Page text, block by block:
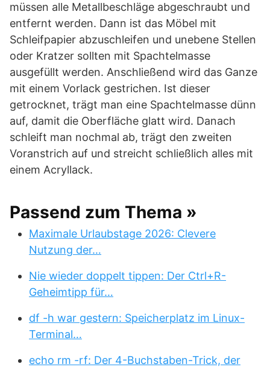
müssen alle Metallbeschläge abgeschraubt und
entfernt werden. Dann ist das Möbel mit
Schleifpapier abzuschleifen und unebene Stellen
oder Kratzer sollten mit Spachtelmasse
ausgefüllt werden. Anschließend wird das Ganze
mit einem Vorlack gestrichen. Ist dieser
getrocknet, trägt man eine Spachtelmasse dünn
auf, damit die Oberfläche glatt wird. Danach
schleift man nochmal ab, trägt den zweiten
Voranstrich auf und streicht schließlich alles mit
einem Acryllack.
Passend zum Thema »
Maximale Urlaubstage 2026: Clevere
Nutzung der…
Nie wieder doppelt tippen: Der Ctrl+R-
Geheimtipp für…
df -h war gestern: Speicherplatz im Linux-
Terminal…
echo rm -rf: Der 4-Buchstaben-Trick, der